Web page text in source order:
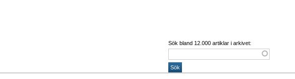
Sök bland 12.000 artiklar i arkivet: